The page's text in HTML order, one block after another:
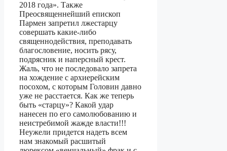
2018 года». Также
Преосвященнейший епископ
Пармен запретил лжестарцу
совершать какие-либо
священнодействия, преподавать
благословение, носить рясу,
подрясник и наперсный крест.
Жаль, что не последовало запрета
на хождение с архиерейским
посохом, с которым Головин давно
уже не расстается. Как же теперь
быть «старцу»? Какой удар
нанесен по его самолюбованию и
неистребимой жажде власти!!!
Неужели придется надеть всем
нам знакомый расшитый